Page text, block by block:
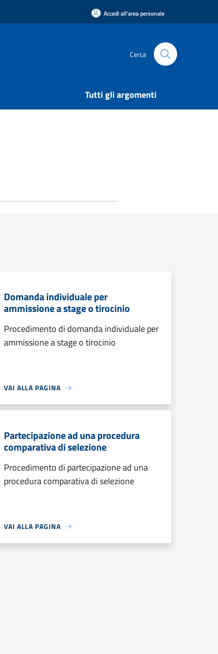
Accedi all'area personale
Cerca
Tutti gli argomenti
Domanda individuale per
ammissione a stage o tirocinio
Procedimento di domanda individuale per
ammissione a stage o tirocinio
VAI ALLA PAGINA
Partecipazione ad una procedura
comparativa di selezione
Procedimento di partecipazione ad una
procedura comparativa di selezione
VAI ALLA PAGINA